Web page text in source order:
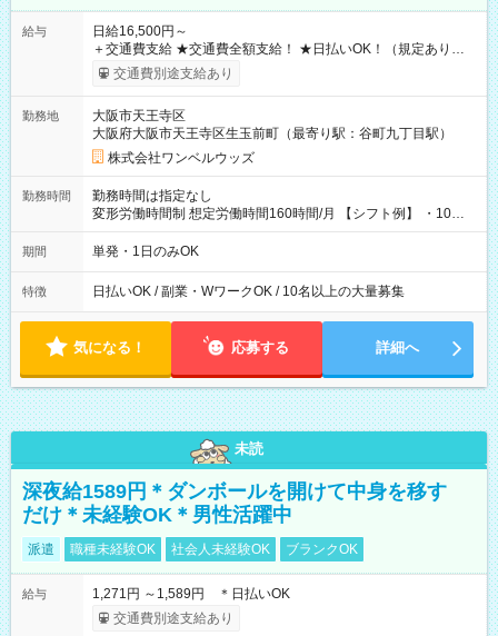
給与
日給16,500円～
＋交通費支給 ★交通費全額支給！ ★日払いOK！（規定あり） ┗
働いたその日に現金GET♪ お仕事後はコンビニATMから 日払
交通費別途支給あり
勤務地
大阪市天王寺区
大阪府大阪市天王寺区生玉前町（最寄り駅：谷町九丁目駅）
株式会社ワンベルウッズ
勤務時間
勤務時間は指定なし
変形労働時間制 想定労働時間160時間/月 【シフト例】 ・10：
00～20：00
期間 単発・1日のみOK
特徴 日払いOK / 副業・WワークOK / 10名以上の大量募集
気になる！ 応募する 詳細へ
未読
深夜給1589円＊ダンボールを開けて中身を移す
だけ＊未経験OK＊男性活躍中
派遣 職種未経験OK 社会人未経験OK ブランクOK
給与
1,271円 ～1,589円 ＊日払いOK
交通費別途支給あり